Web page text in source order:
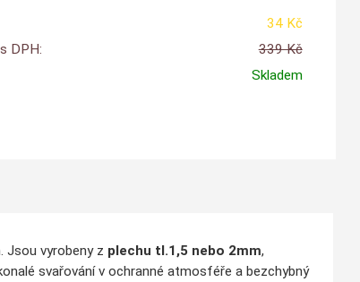
34 Kč
DPH:
339 Kč
Skladem
Jsou vyrobeny z plechu tl.1,5 nebo 2mm,
svařování v ochranné atmosféře a bezchybný